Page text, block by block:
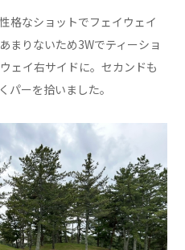
格なショットでフェイウェイ
まりないため3Wでティーショ
ェイ右サイドに。セカンドも
パーを拾いました。